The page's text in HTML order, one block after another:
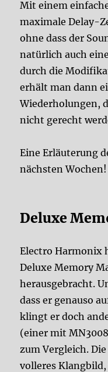
Mit einem
maximale Delay-
ohne dass der
natürlich auch
durch die
erhält man dann
Wiederholungen,
nicht gerecht
Eine Erläuterung
nächsten Wochen!
Deluxe
Electro Harmonix
Deluxe Memory
herausgebracht.
dass er genauso
klingt er doch
(einer mit
zum Vergleich.
volleres Klangbild,